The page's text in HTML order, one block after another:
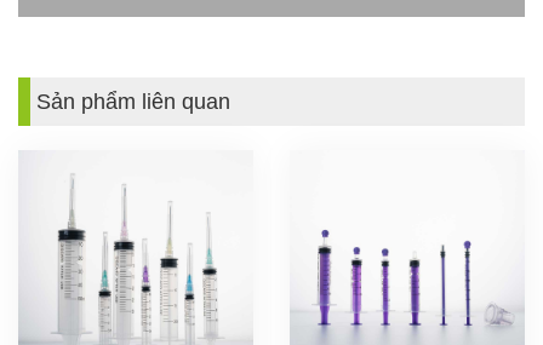
Sản phẩm liên quan